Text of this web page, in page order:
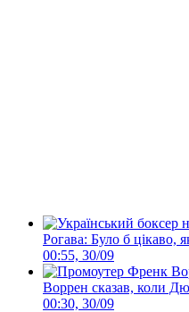
Рогава: Було б цікаво,
00:55, 30/09
Воррен сказав, коли
00:30, 30/09